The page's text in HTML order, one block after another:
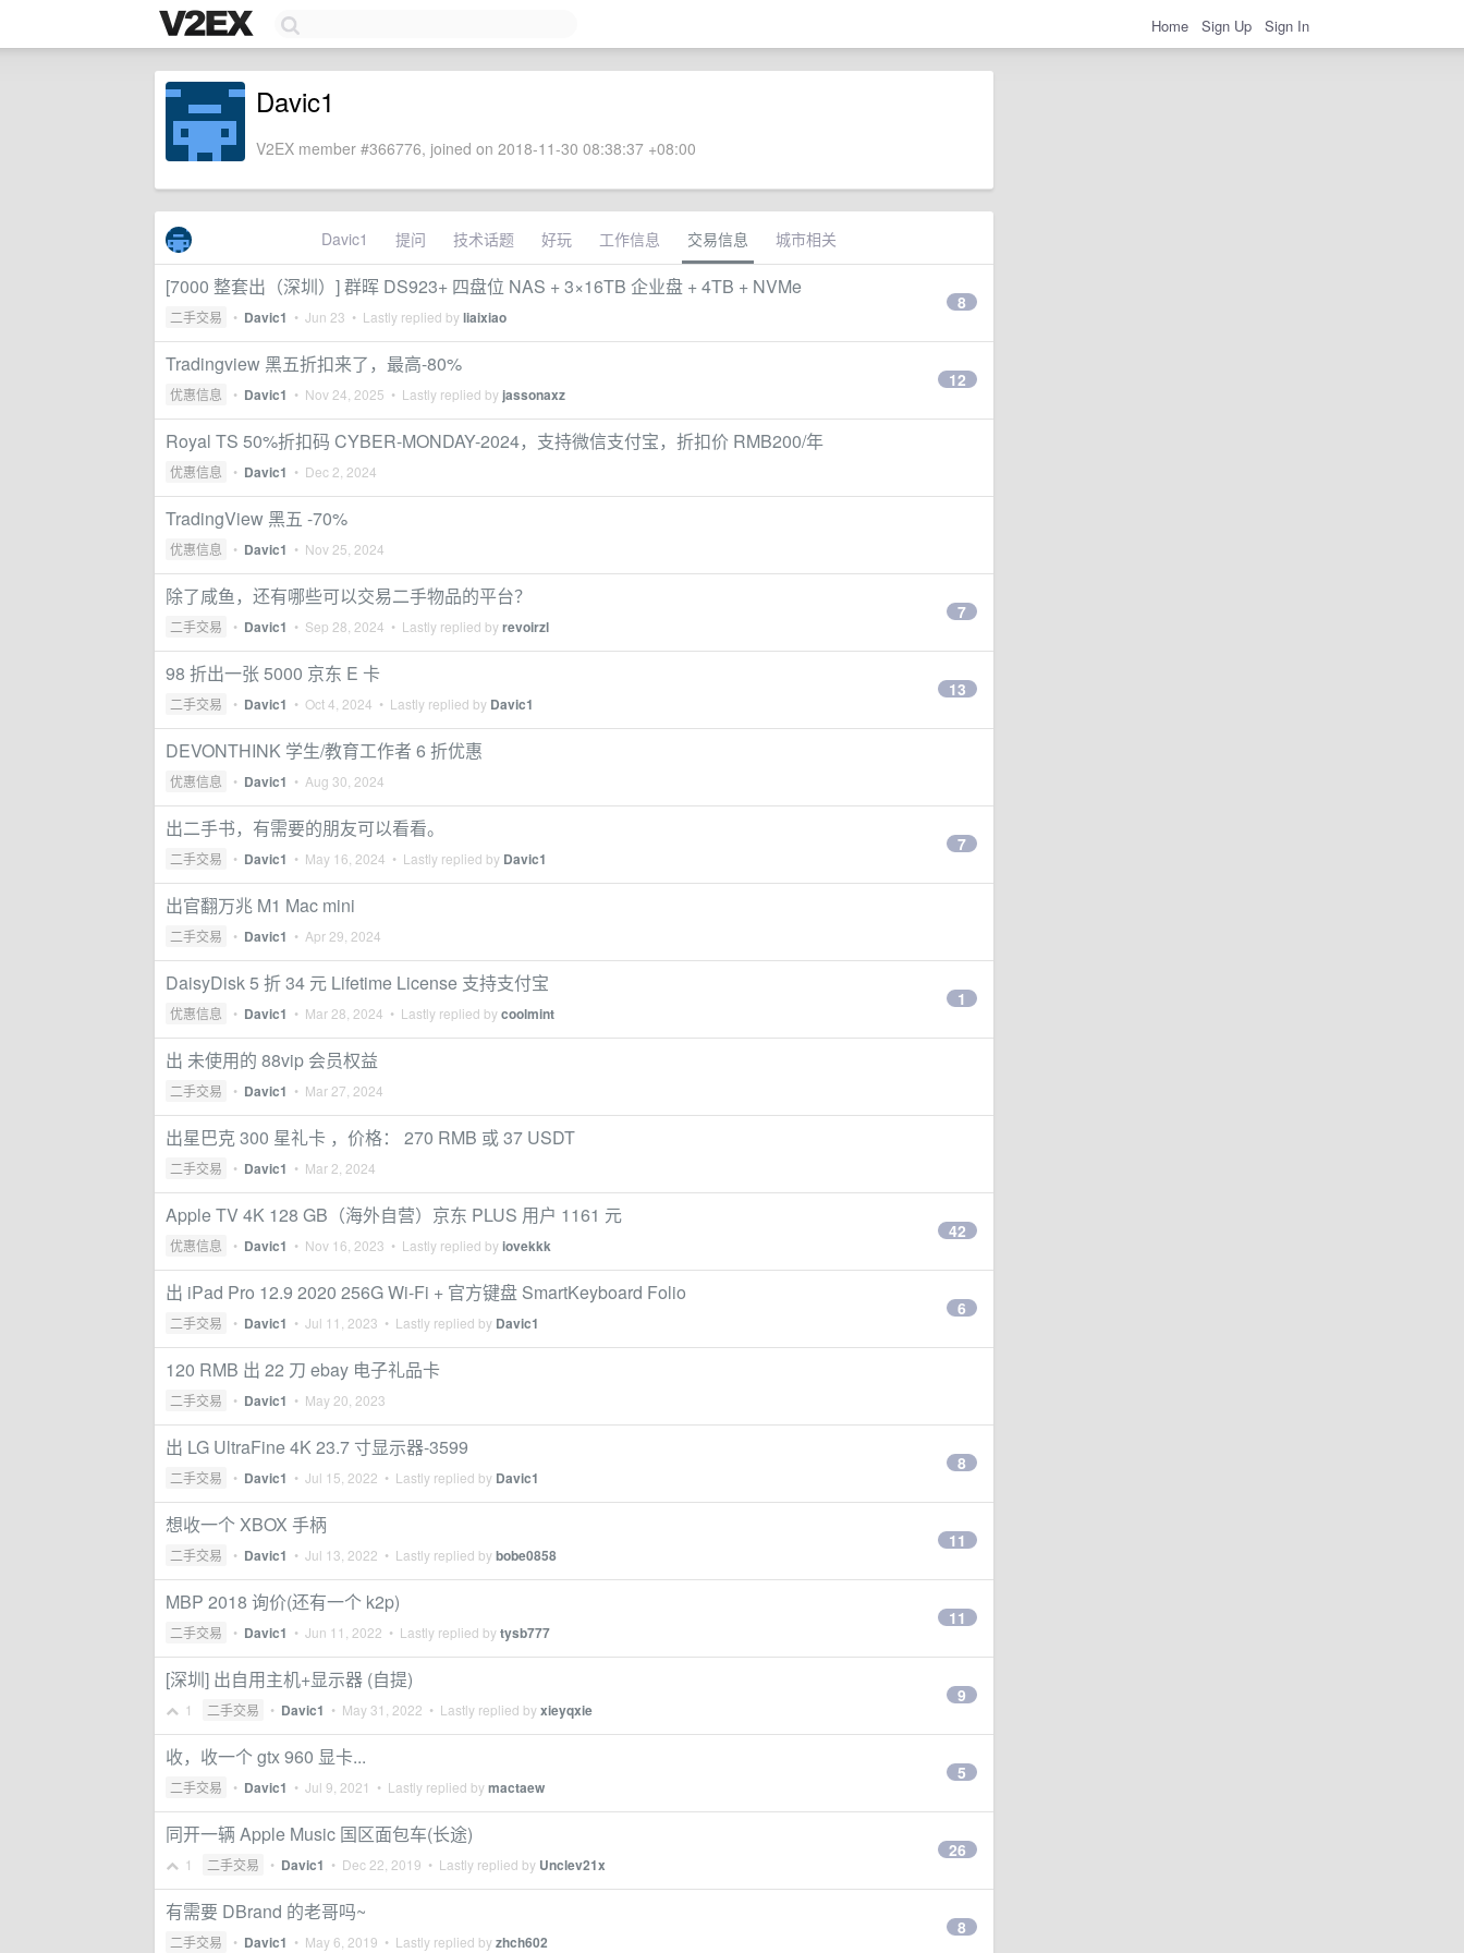
Home Sign Up Sign In
Davic1
V2EX member #366776, joined on 2018-11-30 08:38:37 +08:00
Davic1 提问 技术话题 好玩 工作信息 交易信息 城市相关
[7000 整套出（深圳）] 群晖 DS923+ 四盘位 NAS + 3×16TB 企业盘 + 4TB + NVMe
二手交易 • Davic1 • Jun 23 • Lastly replied byliaixiao
8
Tradingview 黑五折扣来了，最高-80%
优惠信息 • Davic1 • Nov 24, 2025 • Lastly replied by jassonaxz
12
Royal TS 50%折扣码 CYBER-MONDAY-2024，支持微信支付宝，折扣价 RMB200/年
优惠信息 • Davic1 • Dec 2, 2024
TradingView 黑五 -70%
优惠信息 • Davic1 • Nov 25, 2024
除了咸鱼，还有哪些可以交易二手物品的平台？
二手交易 • Davic1 • Sep 28, 2024 • Lastly replied byrevoirzl
7
98 折出一张 5000 京东 E 卡
二手交易 • Davic1 • Oct 4, 2024 • Lastly replied by Davic1
13
DEVONTHINK 学生/教育工作者 6 折优惠
优惠信息 • Davic1 • Aug 30, 2024
出二手书，有需要的朋友可以看看。
二手交易 • Davic1 • May 16, 2024 • Lastly replied by Davic1
7
出官翻万兆 M1 Mac mini
二手交易 • Davic1 • Apr 29, 2024
DaisyDisk 5 折 34 元 Lifetime License 支持支付宝
优惠信息 • Davic1 • Mar 28, 2024 • Lastly replied bycoolmint
1
出 未使用的 88vip 会员权益
二手交易 • Davic1 • Mar 27, 2024
出星巴克 300 星礼卡 ，价格： 270 RMB 或 37 USDT
二手交易 • Davic1 • Mar 2, 2024
Apple TV 4K 128 GB（海外自营）京东 PLUS 用户 1161 元
优惠信息 • Davic1 • Nov 16, 2023 • Lastly replied byiovekkk
42
出 iPad Pro 12.9 2020 256G Wi-Fi + 官方键盘 SmartKeyboard Folio
二手交易 • Davic1 • Jul 11, 2023 • Lastly replied by Davic1
6
120 RMB 出 22 刀 ebay 电子礼品卡
二手交易 • Davic1 • May 20, 2023
出 LG UltraFine 4K 23.7 寸显示器-3599
二手交易 • Davic1 • Jul 15, 2022 • Lastly replied by Davic1
8
想收一个 XBOX 手柄
二手交易 • Davic1 • Jul 13, 2022 • Lastly replied bybobe0858
11
MBP 2018 询价(还有一个 k2p)
二手交易 • Davic1 • Jun 11, 2022 • Lastly replied bytysb777
11
[深圳] 出自用主机+显示器 (自提)
1 二手交易 • Davic1 • May 31, 2022 • Lastly replied byxieyqxie
9
收，收一个 gtx 960 显卡...
二手交易 • Davic1 • Jul 9, 2021 • Lastly replied bymactaew
5
同开一辆 Apple Music 国区面包车(长途)
1 二手交易 • Davic1 • Dec 22, 2019 • Lastly replied by Unclev21x
26
有需要 DBrand 的老哥吗~
二手交易 • Davic1 • May 6, 2019 • Lastly replied byzhch602
8